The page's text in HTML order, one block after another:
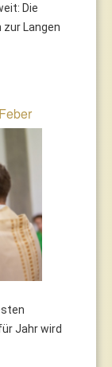
Die
Langen
Jahr wird